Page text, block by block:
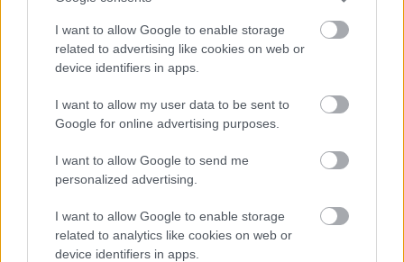
I want to allow Google to enable storage
related to advertising like cookies on web or
device identifiers in apps.
I want to allow my user data to be sent to
Google for online advertising purposes.
I want to allow Google to send me
personalized advertising.
I want to allow Google to enable storage
related to analytics like cookies on web or
device identifiers in apps.